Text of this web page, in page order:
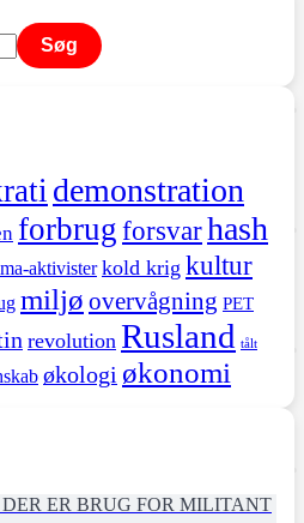
Søg
demonstration
forbrugforsvarhash
aktivister kold krig kultur
miljø overvågning PET
revolution Rusland tålt
økologi økonomi
DER ER BRUG FOR MILITANT